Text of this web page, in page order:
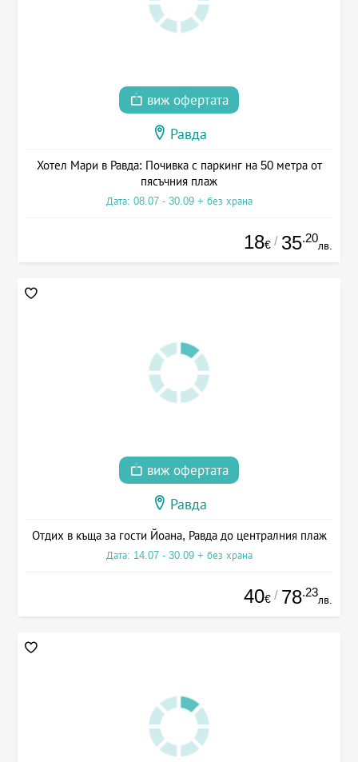
виж офертата
Равда
Хотел Мари в Равда: Почивка с паркинг на 50 метра от
пясъчния плаж
Дата: 08.07 - 30.09 + без храна
18€ / 35.20
лв.
виж офертата
Равда
Отдих в къща за гости Йоана, Равда до централния плаж
Дата: 14.07 - 30.09 + без храна
40€ / 78.23
лв.